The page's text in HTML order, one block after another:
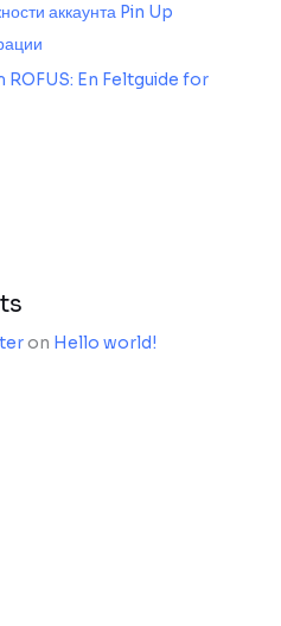
аккаунта Pin Up
ROFUS: En Feltguide for
on Hello world!